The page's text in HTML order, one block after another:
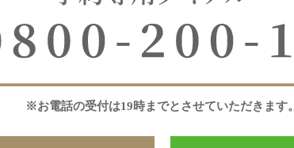
※お電話の受付は19時までとさせていただきます。